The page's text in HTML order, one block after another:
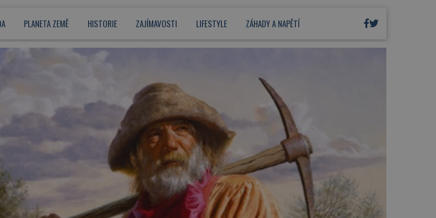
PLANETA ZEMĚ HISTORIE ZAJÍMAVOSTI LIFESTYLE ZÁHADY A NAPĚTÍ